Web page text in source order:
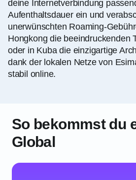
deine Internetverbindung
Aufenthaltsdauer ein und
unerwünschten Roaming-
Hongkong die beeindruckenden
oder in Kuba die einzigartige
dank der lokalen Netze von
stabil online.
So bekommst du
Global